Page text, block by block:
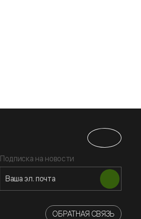
Подписка на новости
ОБРАТНАЯ СВЯЗЬ